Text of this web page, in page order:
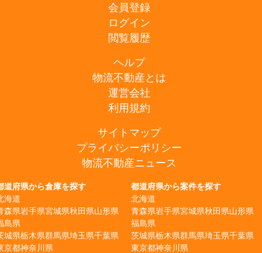
会員登録
ログイン
閲覧履歴
ヘルプ
物流不動産とは
運営会社
利用規約
サイトマップ
プライバシーポリシー
物流不動産ニュース
道府県から倉庫を探す
海道
森県岩手県宮城県秋田県山形県
島県
城県栃木県群馬県埼玉県千葉県
京都神奈川県
都道府県から案件を探す
北海道
青森県岩手県宮城県秋田県山形県
福島県
茨城県栃木県群馬県埼玉県千葉県
東京都神奈川県